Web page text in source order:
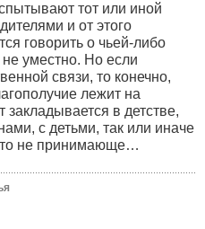
тот или иной
и от этого
говорить о чьей-либо
уместно. Но если
связи, то конечно,
лежит на
в детстве,
с детьми, так или иначе
то не принимающе…